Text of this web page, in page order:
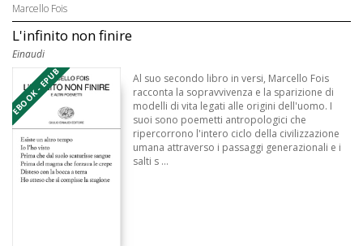
Marcello Fois
L'infinito non finire
Einaudi
EBOOK - EPUB
Al suo secondo libro in versi, Marcello Fois
racconta la sopravvivenza e la sparizione di
modelli di vita legati alle origini dell'uomo. I
suoi sono poemetti antropologici che
ripercorrono l'intero ciclo della civilizzazione
umana attraverso i passaggi generazionali e i
salti s ...